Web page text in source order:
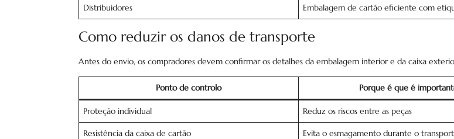
Distribuidores Embalagem de cartão eficiente com
Como reduzir os danos de transporte
Antes do envio, os compradores devem confirmar os detalhes da embalagem interior e da caixa
Ponto de controlo Porque é que é
Proteção individual Reduz os riscos entre as peças
Resistência da caixa de cartão Evita o esmagamento durante o